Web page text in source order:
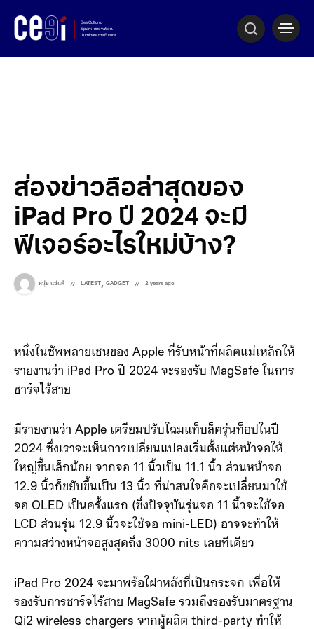
ส่องข่าวลือล่าสุดของ
iPad Pro ปี 2024 จะมี
ฟีเจอร์อะไรใหม่บ้าง?
หนุ่ย แซ่แต้ LATEST , GADGET 2 years ago
หนึ่งในซัพพลายเชนของ Apple ที่รับหน้าที่ผลิตแม่เหล็กให้
รายงานว่า iPad Pro ปี 2024 จะรองรับ MagSafe ในการ
ชาร์จไร้สาย
มีรายงานว่า Apple เตรียมปรับโฉมแท็บล็ตรุ่นท็อปในปี
2024 ซึ่งเราจะเห็นการเปลี่ยนแปลงเริ่มตั้งแต่หน้าจอให้
ใหญ่ขึ้นเล็กน้อย จากจอ 11 นิ้วเป็น 11.1 นิ้ว ส่วนหน้าจอ
12.9 นิ้วก็ขยับขึ้นเป็น 13 นิ้ว ที่น่าสนใจคือจะเปลี่ยนมาใช้
จอ OLED เป็นครั้งแรก (ซึ่งปัจจุบันรุ่นจอ 11 นิ้วจะใช้จอ
LCD ส่วนรุ่น 12.9 นิ้วจะใช้จอ mini-LED) อาจจะทำให้
ความสว่างหน้าจอสูงสุดถึง 3000 nits เลยทีเดียว
iPad Pro 2024 จะมาพร้อใฝาหลังที่เป็นกระจก เพื่อให้
รองรับการชาร์จไร้สาย MagSafe รวมถึงรองรับมาตรฐาน
Qi2 wireless chargers จากผู้ผลิต third-party ทำให้